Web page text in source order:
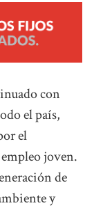
con
el país,
el
joven.
de
y